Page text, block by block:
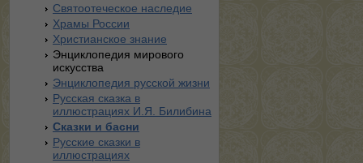
Святоотеческое наследие
Храмы России
Христианское знание
Энциклопедия мирового
искусства
Энциклопедия русской жизни
Русская сказка в
иллюстрациях И.Я. Билибина
Сказки и басни
Русские сказки в
иллюстрациях